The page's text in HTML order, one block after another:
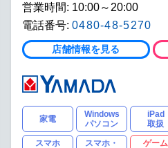
営業時間: 10:00～20:00
電話番号: 0480-48-5270
店舗情報を見る
家電
Windows
パソコン
iPad
取扱
スマホ
スマホ・
ゲーム